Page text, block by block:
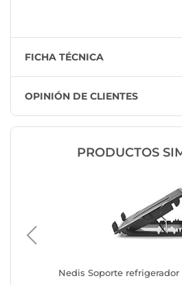
FICHA TÉCNICA
OPINIÓN DE CLIENTES
PRODUCTOS
Nedis Soporte